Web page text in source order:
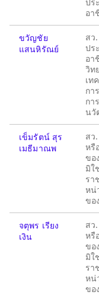
อา
ขวัญชัย
แสนหิรัณย์
สว
ปร
อา
วิท
เท
กา
กา
นวั
เข็มรัตน์ สุร
เมธีมาณพ
สว
หรื
ขอ
มิใ
รา
หน่
ขอ
จตุพร เรียง
เงิน
สว
หรื
ขอ
มิใ
รา
หน่
ขอ